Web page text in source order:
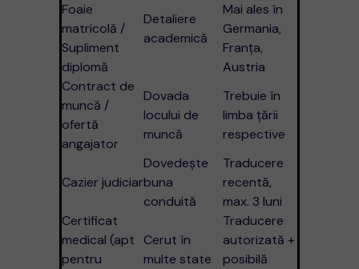
Foaie
matricolă /
Supliment
diplomă
Detaliere
academică
Mai ales în
Germania,
Franța,
Austria
Contract de
muncă /
ofertă
angajator
Dovada
locului de
muncă
Trebuie în
limba țării
respective
Cazier judiciar
Dovedește
buna
conduită
Traducere
recentă,
max. 3 luni
Certificat
medical (apt
pentru
Cerut în
multe state
Traducere
autorizată +
posibilă